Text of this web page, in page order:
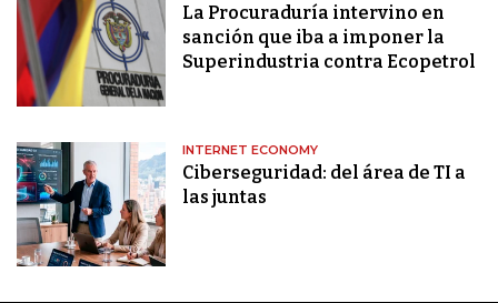
La Procuraduría intervino en
sanción que iba a imponer la
Superindustria contra Ecopetrol
INTERNET ECONOMY
Ciberseguridad: del área de TI a
las juntas